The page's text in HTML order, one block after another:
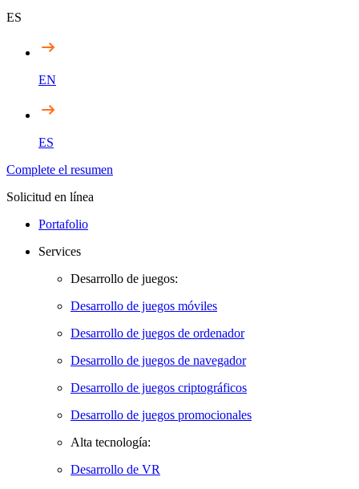
ES
EN
ES
Complete el resumen
Solicitud en línea
Portafolio
Services
Desarrollo de juegos:
Desarrollo de juegos móviles
Desarrollo de juegos de ordenador
Desarrollo de juegos de navegador
Desarrollo de juegos criptográficos
Desarrollo de juegos promocionales
Alta tecnología:
Desarrollo de VR